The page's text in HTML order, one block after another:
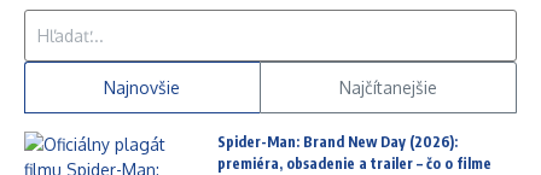
Najnovšie Najčítanejšie
Spider-Man: Brand New Day (2026):
premiéra, obsadenie a trailer – čo o filme